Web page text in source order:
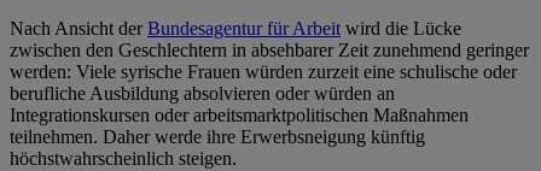
Nach Ansicht derBundesagentur für Arbeitwird die Lücke
zwischen den Geschlechtern in absehbarer Zeit zunehmend geringer
werden: Viele syrische Frauen würden zurzeit eine schulische oder
berufliche Ausbildung absolvieren oder würden an
Integrationskursen oder arbeitsmarktpolitischen Maßnahmen
teilnehmen. Daher werde ihre Erwerbsneigung künftig
höchstwahrscheinlich steigen.